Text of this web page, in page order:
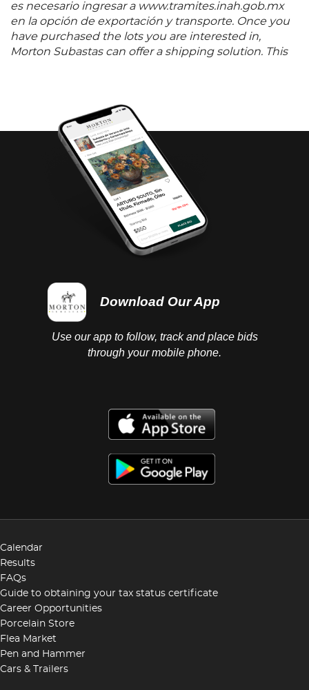
es necesario ingresar a www.tramites.inah.gob.mx
en la opción de exportación y transporte. Once you
have purchased the lots you are interested in,
Morton Subastas can offer a shipping solution. This
Download Our App
Use our app to follow, track and place bids
through your mobile phone.
Calendar
Results
FAQs
Guide to obtaining your tax status certificate
Career Opportunities
Porcelain Store
Flea Market
Pen and Hammer
Cars & Trailers